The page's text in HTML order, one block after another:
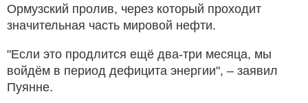
Ормузский пролив, через который проходит
значительная часть мировой нефти.
"Если это продлится ещё два-три месяца, мы
войдём в период дефицита энергии", – заявил
Пуянне.